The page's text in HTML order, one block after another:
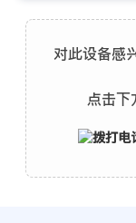
对此设备感
点击下